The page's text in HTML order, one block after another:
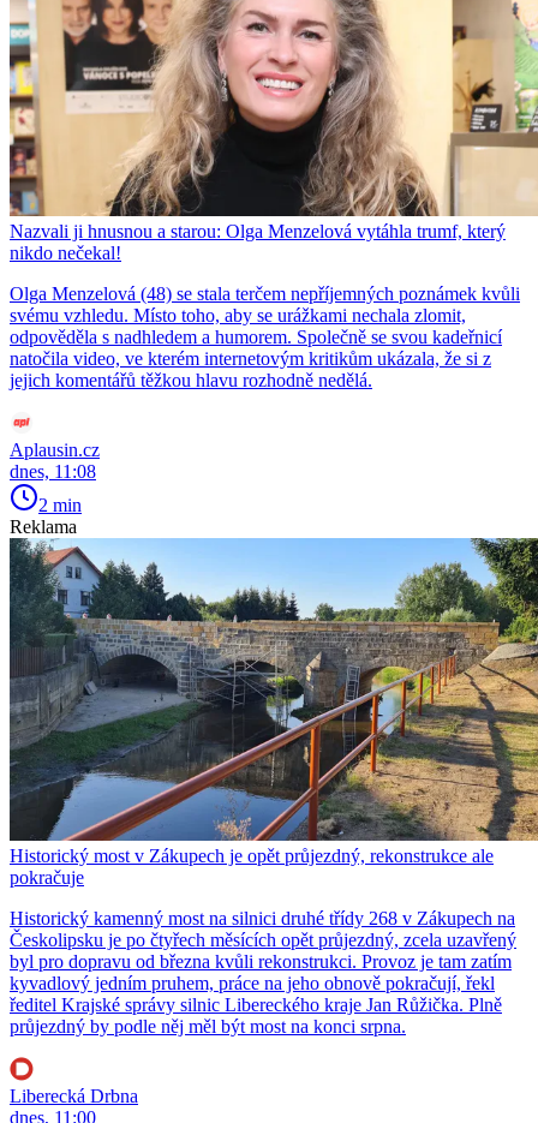
Nazvali ji hnusnou a starou: Olga Menzelová vytáhla trumf, který
nikdo nečekal!
Olga Menzelová (48) se stala terčem nepříjemných poznámek kvůli
svému vzhledu. Místo toho, aby se urážkami nechala zlomit,
odpověděla s nadhledem a humorem. Společně se svou kadeřnicí
natočila video, ve kterém internetovým kritikům ukázala, že si z
jejich komentářů těžkou hlavu rozhodně nedělá.
Aplausin.cz
dnes, 11:08
2 min
Reklama
Historický most v Zákupech je opět průjezdný, rekonstrukce ale
pokračuje
Historický kamenný most na silnici druhé třídy 268 v Zákupech na
Českolipsku je po čtyřech měsících opět průjezdný, zcela uzavřený
byl pro dopravu od března kvůli rekonstrukci. Provoz je tam zatím
kyvadlový jedním pruhem, práce na jeho obnově pokračují, řekl
ředitel Krajské správy silnic Libereckého kraje Jan Růžička. Plně
průjezdný by podle něj měl být most na konci srpna.
Liberecká Drbna
dnes, 11:00